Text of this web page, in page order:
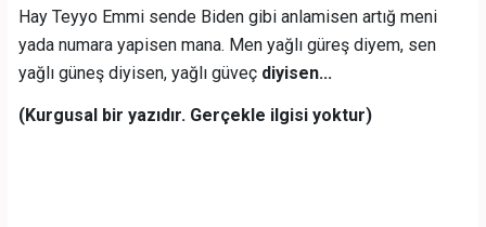
Hay Teyyo Emmi sende Biden gibi anlamisen artığ meni
yada numara yapisen mana. Men yağlı güreş diyem, sen
yağlı güneş diyisen, yağlı güveç diyisen...
(Kurgusal bir yazıdır. Gerçekle ilgisi yoktur)